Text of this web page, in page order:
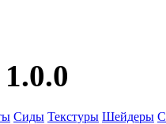
Сиды Текстуры Шейдеры